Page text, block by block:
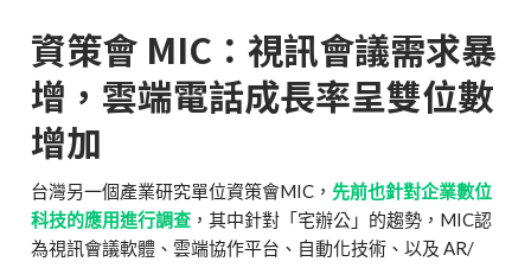
資策會 MIC：視訊會議需求暴
增，雲端電話成長率呈雙位數
增加
台灣另一個產業研究單位資策會MIC， 先前也針對企業數位
科技的應用進行調查 ，其中針對「宅辦公」的趨勢，MIC認
為視訊會議軟體、雲端協作平台、自動化技術、以及 AR/